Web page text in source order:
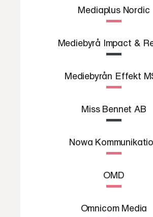
Mediaplus Nordic
Mediebyrå Impact &
Mediebyrån Effekt
Miss Bennet AB
Nowa
OMD
Omnicom Media